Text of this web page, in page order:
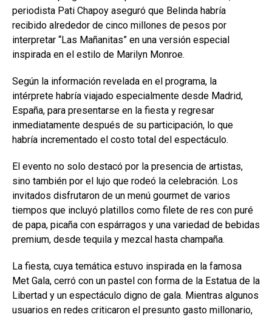
periodista Pati Chapoy aseguró que Belinda habría
recibido alrededor de cinco millones de pesos por
interpretar “Las Mañanitas” en una versión especial
inspirada en el estilo de Marilyn Monroe.
Según la información revelada en el programa, la
intérprete habría viajado especialmente desde Madrid,
España, para presentarse en la fiesta y regresar
inmediatamente después de su participación, lo que
habría incrementado el costo total del espectáculo.
El evento no solo destacó por la presencia de artistas,
sino también por el lujo que rodeó la celebración. Los
invitados disfrutaron de un menú gourmet de varios
tiempos que incluyó platillos como filete de res con puré
de papa, picaña con espárragos y una variedad de bebidas
premium, desde tequila y mezcal hasta champaña.
La fiesta, cuya temática estuvo inspirada en la famosa
Met Gala, cerró con un pastel con forma de la Estatua de la
Libertad y un espectáculo digno de gala. Mientras algunos
usuarios en redes criticaron el presunto gasto millonario,